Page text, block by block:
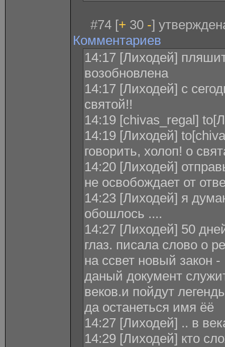
#74 [+ 30 -]
Комментариев
14:17 [Лиходей]
возобновлена
14:17 [Лиходей] с
святой!!
14:19 [chivas_regal]
14:19 [Лиходей]
говорить, холоп! о
14:20 [Лиходей]
не освобождает от
14:23 [Лиходей] я
обошлось ....
14:27 [Лиходей] 50
глаз. писала слово о
на ссвет новый
даный документ
веков.и пойдут
да останеться имя ёё
14:27 [Лиходей] .. в
14:29 [Лиходей] кто